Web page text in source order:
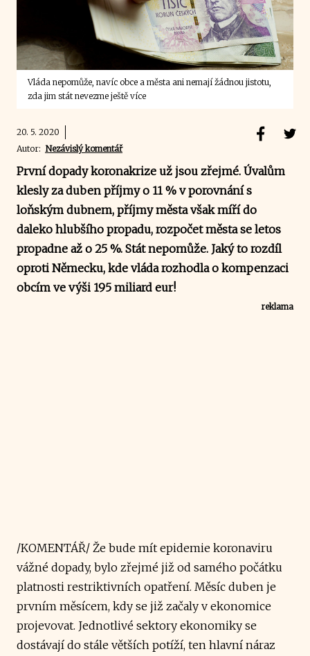
Vláda nepomůže, navíc obce a města ani nemají žádnou jistotu,
zda jim stát nevezme ještě více
20. 5. 2020
Autor: Nezávislý komentář
První dopady koronakrize už jsou zřejmé. Úvalům
klesly za duben příjmy o 11 % v porovnání s
loňským dubnem, příjmy města však míří do
daleko hlubšího propadu, rozpočet města se letos
propadne až o 25 %. Stát nepomůže. Jaký to rozdíl
oproti Německu, kde vláda rozhodla o kompenzaci
obcím ve výši 195 miliard eur!
reklama
/KOMENTÁŘ/ Že bude mít epidemie koronaviru
vážné dopady, bylo zřejmé již od samého počátku
platnosti restriktivních opatření. Měsíc duben je
prvním měsícem, kdy se již začaly v ekonomice
projevovat. Jednotlivé sektory ekonomiky se
dostávají do stále větších potíží, ten hlavní náraz